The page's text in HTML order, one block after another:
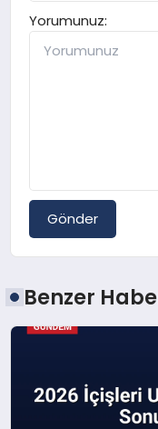
Yorumunuz:
Gönder
Benzer